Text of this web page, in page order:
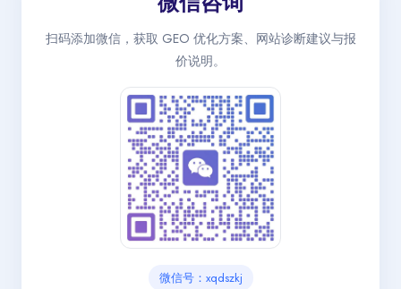
扫码添加微信，获取 GEO 优化方案、网站诊断建议与报
价说明。
微信号：xqdszkj